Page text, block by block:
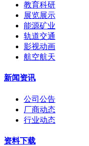
教育科研
展览展示
能源矿业
轨道交通
影视动画
航空航天
新闻资讯
公司公告
厂商动态
行业动态
资料下载